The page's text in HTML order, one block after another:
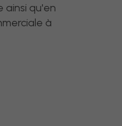
ainsi qu'en
à